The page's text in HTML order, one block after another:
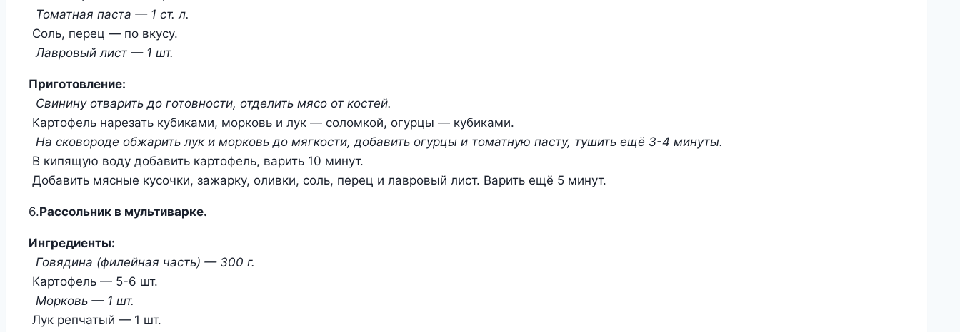
Томатная паста — 1 ст. л.
Соль, перец — по вкусу.
Лавровый лист — 1 шт.
Приготовление:
Свинину отварить до готовности, отделить мясо от костей.
Картофель нарезать кубиками, морковь и лук — соломкой, огурцы — кубиками.
На сковороде обжарить лук и морковь до мягкости, добавить огурцы и томатную пасту, тушить ещё 3-4 минуты.
В кипящую воду добавить картофель, варить 10 минут.
Добавить мясные кусочки, зажарку, оливки, соль, перец и лавровый лист. Варить ещё 5 минут.
6.Рассольник в мультиварке.
Ингредиенты:
Говядина (филейная часть) — 300 г.
Картофель — 5-6 шт.
Морковь — 1 шт.
Лук репчатый — 1 шт.